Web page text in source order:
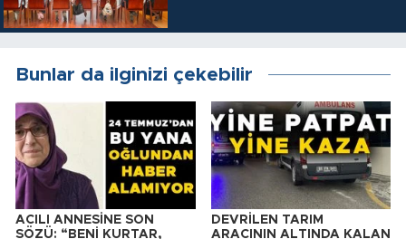
Bunlar da ilginizi çekebilir
ACILI ANNESİNE SON
SÖZÜ: “BENİ KURTAR,
DEVRİLEN TARIM
ARACININ ALTINDA KALAN